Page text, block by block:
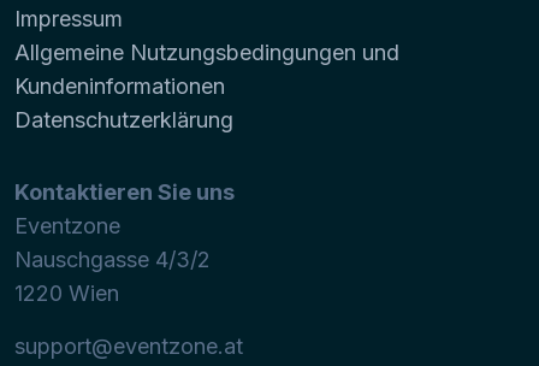
Impressum
Allgemeine Nutzungsbedingungen und
Kundeninformationen
Datenschutzerklärung
Kontaktieren Sie uns
Eventzone
Nauschgasse 4/3/2
1220 Wien
support@eventzone.at